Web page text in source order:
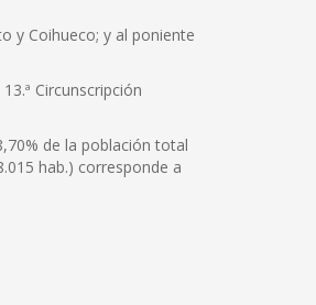
y Coihueco; y al poniente
Circunscripción
de la población total
hab.) corresponde a